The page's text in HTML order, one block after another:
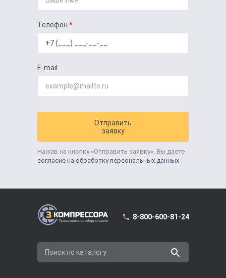
Телефон
E-mail
Отправить
заявку
Нажав на кнопку «Отправить заявку», Вы даете
согласие на обработку персональных данных
8-800-600-81-24
Поиск по каталогу